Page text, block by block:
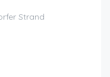
Strand